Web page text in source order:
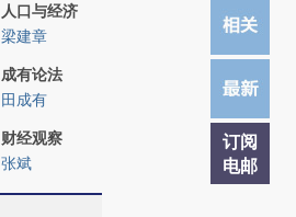
订阅
电邮
人口与经济
梁建章
成有论法
田成有
财经观察
张斌